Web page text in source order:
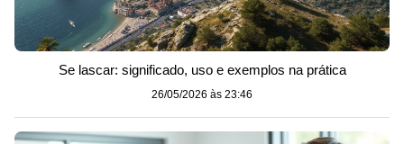
Se lascar: significado, uso e exemplos na prática
26/05/2026 às 23:46